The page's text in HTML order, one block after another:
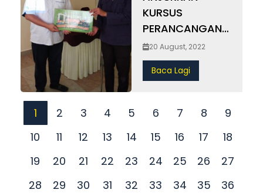
Hambali, Anggota MAIS. Pelantikan ini dibuat di
bawah Subseksyen 46 (1) EPAINS. Turut hadir,
YAD Tan Sri Dato’ Seri Abdul Aziz Mohd Yusof,
Pengerusi MAIS. MAIS PERUNTUK DANA
RM500,000 SETAHUN, SANTUNI ANAK YATIM
&#8211; Gotong-Royong Agih 600 bubur lambuk
kepada anak-anak yatim sempena Ramadhan
KLANG – Majlis Agama Islam Selangor (MAIS)
Berita Penuh April 17, 2023 BAITUL ISLAH MAIS
&#038; AADK ANJUR MAJLIS IFTAR SEMPENA
KURSUS
PERANCANGAN
PEWARISAN
HARTA ISLAM
20 August, 2022
Baca Lagi
1 2 3 4 5 6 7 8
9
10
11 12 13 14 15 16 17
18
19
20 21 22 23 24 25 26
27
28
29 30 31 32 33 34 35
36